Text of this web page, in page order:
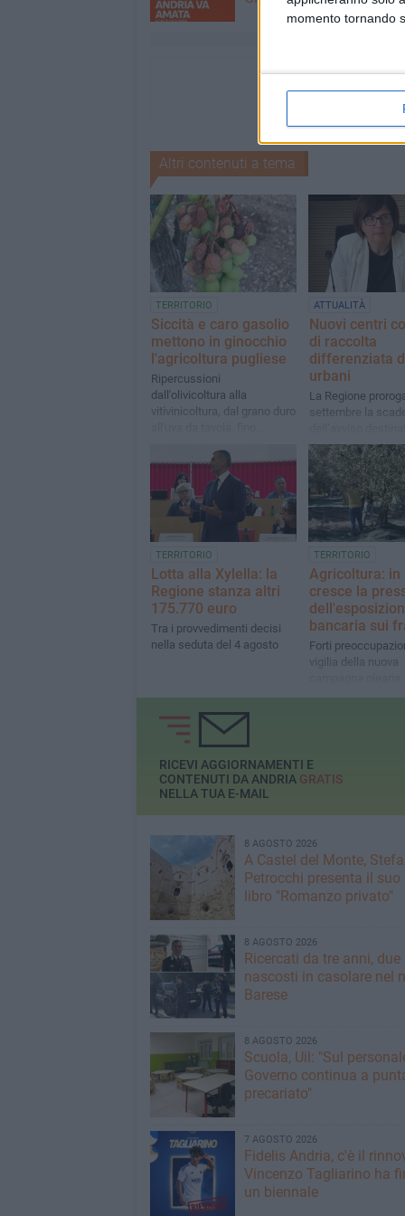
momento tornando
Altri contenuti a tema
TERRITORIO
Siccità e caro gasolio
mettono in ginocchio
l'agricoltura pugliese
Ripercussioni
dall'olivicoltura alla
vitivinicoltura, dal grano duro
agli allevamenti
ATTUALITÀ
Nuovi centri
di raccolta
differenziata
urbani
La Regione
settembre la
Comuni
TERRITORIO
Lotta alla Xylella: la
Regione stanza altri
175.770 euro
Tra i provvedimenti decisi
nella seduta del 4 agosto
TERRITORIO
Agricoltura: in
cresce la
bancaria sui
Forti
vigilia della nuova
RICEVI AGGIORNAMENTI E
CONTENUTI DA ANDRIA GRATIS
NELLA TUA E-MAIL
8 AGOSTO 2026
A Castel del Monte,
Petrocchi presenta il
libro "Romanzo privato"
8 AGOSTO 2026
Ricercati da tre anni,
nascosti in casolare nel
Barese
8 AGOSTO 2026
Scuola, Uil: "Sul
Governo continua a
precariato"
7 AGOSTO 2026
Fidelis Andria, c'è il
Vincenzo Tagliarino ha
un biennale